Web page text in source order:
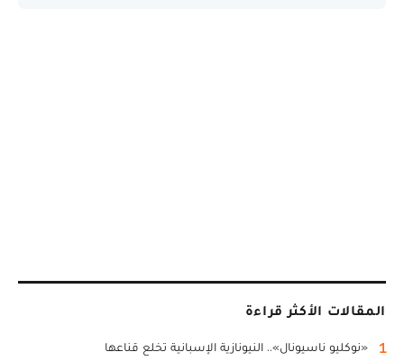
المقالات الأكثر قراءة
1 «نوكليو ناسيونال».. النيونازية الإسبانية تخلع قناعها